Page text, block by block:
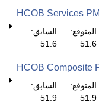
HCOB Services PMI
المتوقع:
51.6
السابق:
51.6
HCOB Composite
المتوقع:
51.9
السابق:
51.9